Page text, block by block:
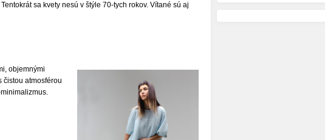
sa kvety nesú v štýle 70-tych rokov. Vítané sú aj
objemnými
čistou atmosférou